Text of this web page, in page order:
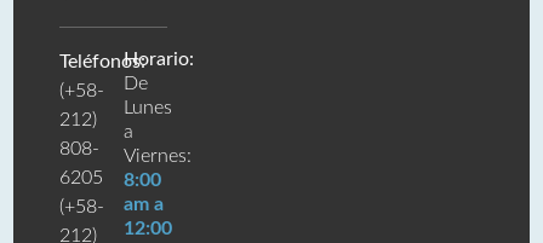
Teléfonos:
(+58-
212)
808-
6205
(+58-
212)
Horario:
De
Lunes
a
Viernes:
8:00
am a
12:00